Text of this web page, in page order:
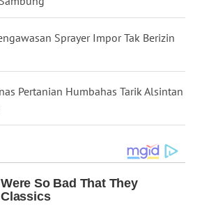
Sprayer Impor Tak Berizin
Pertanian Humbahas Tarik Alsintan